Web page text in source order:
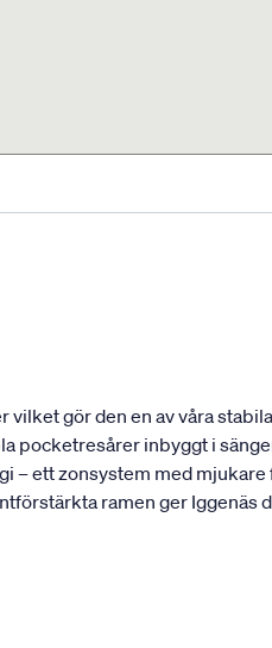
gör den en av våra
inbyggt i
ett zonsystem med
ramen ger